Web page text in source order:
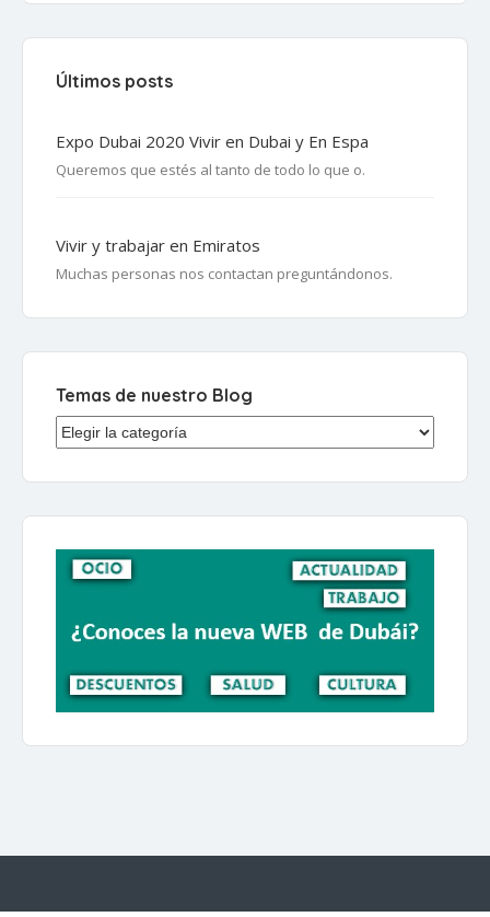
Últimos posts
Expo Dubai 2020 Vivir en Dubai y En Espa
Queremos que estés al tanto de todo lo que o.
Vivir y trabajar en Emiratos
Muchas personas nos contactan preguntándonos.
Temas de nuestro Blog
Temas de nuestro Blog